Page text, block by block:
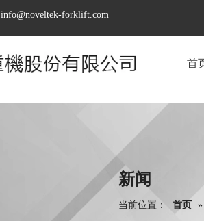
info@noveltek-forklift.com
首
新闻
当前位置： 首页 »